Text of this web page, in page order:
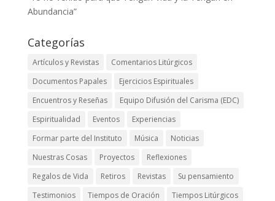
Abundancia”
Categorías
Artículos y Revistas
Comentarios Litúrgicos
Documentos Papales
Ejercicios Espirituales
Encuentros y Reseñas
Equipo Difusión del Carisma (EDC)
Espiritualidad
Eventos
Experiencias
Formar parte del Instituto
Música
Noticias
Nuestras Cosas
Proyectos
Reflexiones
Regalos de Vida
Retiros Revistas
Su pensamiento
Testimonios
Tiempos de Oración Tiempos Litúrgicos